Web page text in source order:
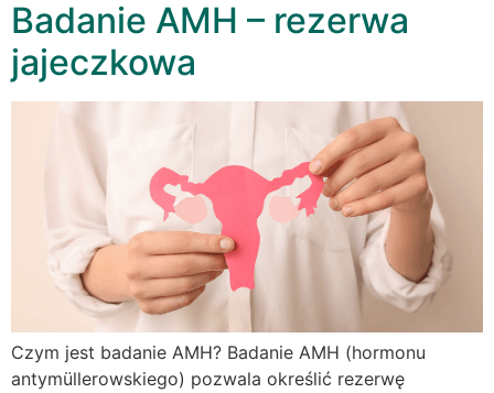
Badanie AMH – rezerwa
jajeczkowa
Czym jest badanie AMH? Badanie AMH (hormonu
antymüllerowskiego) pozwala określić rezerwę